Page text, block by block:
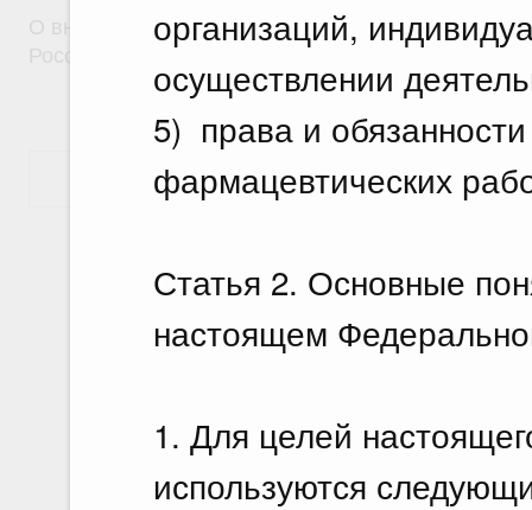
организаций,
осуществлении
5) права и
фармацевтических
Статья 2. Основные
настоящем
1. Для целей
используются
О внесении изменений в некоторые акты
Показать еще